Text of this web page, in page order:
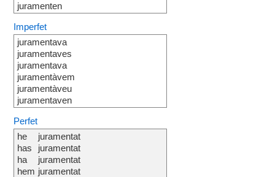
juramenten
Imperfet
juramentava
juramentaves
juramentava
juramentàvem
juramentàveu
juramentaven
Perfet
he
has
ha
hem
juramentat
juramentat
juramentat
juramentat